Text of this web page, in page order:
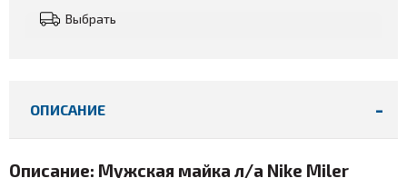
Выбрать
ОПИСАНИЕ
Описание: Мужская майка л/а Nike Miler